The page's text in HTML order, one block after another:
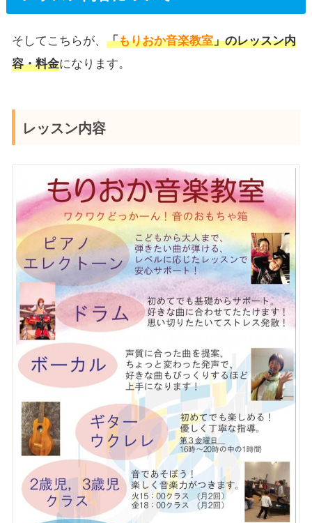
そしてこちらが、 「もりおか音楽教室」のレッスン内
容・料金になります。
レッスン内容